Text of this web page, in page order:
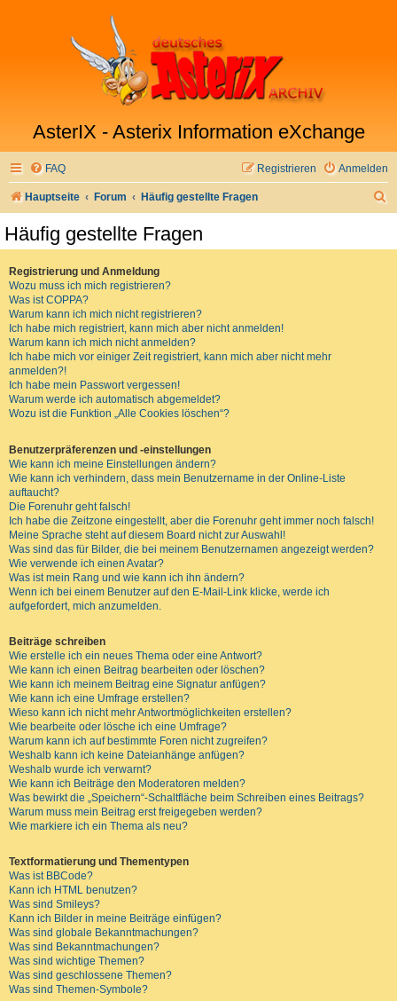
AsterIX - Asterix Information eXchange
FAQ Anmelden
Registrieren
Hauptseite Forum Häufig gestellte Fragen
Häufig gestellte Fragen
Registrierung und Anmeldung
Wozu muss ich mich registrieren?
Was ist COPPA?
Warum kann ich mich nicht registrieren?
Ich habe mich registriert, kann mich aber nicht anmelden!
Warum kann ich mich nicht anmelden?
Ich habe mich vor einiger Zeit registriert, kann mich aber nicht mehr
anmelden?!
Ich habe mein Passwort vergessen!
Warum werde ich automatisch abgemeldet?
Wozu ist die Funktion „Alle Cookies löschen“?
Benutzerpräferenzen und -einstellungen
Wie kann ich meine Einstellungen ändern?
Wie kann ich verhindern, dass mein Benutzername in der Online-Liste
auftaucht?
Die Forenuhr geht falsch!
Ich habe die Zeitzone eingestellt, aber die Forenuhr geht immer noch falsch!
Meine Sprache steht auf diesem Board nicht zur Auswahl!
Was sind das für Bilder, die bei meinem Benutzernamen angezeigt werden?
Wie verwende ich einen Avatar?
Was ist mein Rang und wie kann ich ihn ändern?
Wenn ich bei einem Benutzer auf den E-Mail-Link klicke, werde ich
aufgefordert, mich anzumelden.
Beiträge schreiben
Wie erstelle ich ein neues Thema oder eine Antwort?
Wie kann ich einen Beitrag bearbeiten oder löschen?
Wie kann ich meinem Beitrag eine Signatur anfügen?
Wie kann ich eine Umfrage erstellen?
Wieso kann ich nicht mehr Antwortmöglichkeiten erstellen?
Wie bearbeite oder lösche ich eine Umfrage?
Warum kann ich auf bestimmte Foren nicht zugreifen?
Weshalb kann ich keine Dateianhänge anfügen?
Weshalb wurde ich verwarnt?
Wie kann ich Beiträge den Moderatoren melden?
Was bewirkt die „Speichern“-Schaltfläche beim Schreiben eines Beitrags?
Warum muss mein Beitrag erst freigegeben werden?
Wie markiere ich ein Thema als neu?
Textformatierung und Thementypen
Was ist BBCode?
Kann ich HTML benutzen?
Was sind Smileys?
Kann ich Bilder in meine Beiträge einfügen?
Was sind globale Bekanntmachungen?
Was sind Bekanntmachungen?
Was sind wichtige Themen?
Was sind geschlossene Themen?
Was sind Themen-Symbole?